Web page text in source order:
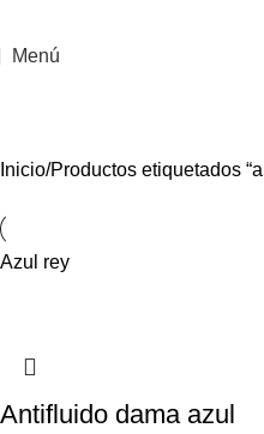
Menú
Inicio Productos etiquetados
Azul rey
Antifluido dama azul